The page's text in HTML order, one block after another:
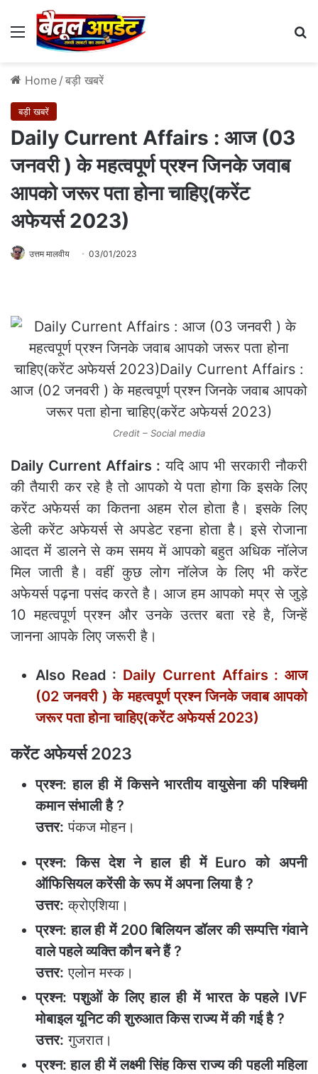
Menu
Home / बड़ी खबरें
बड़ी खबरें
Daily Current Affairs : आज (03
जनवरी ) के महत्‍वपूर्ण प्रश्‍न जिनके जवाब
आपको जरूर पता होना चाहिए(करेंट
अफेयर्स 2023)
उत्तम मालवीय 03/01/2023
Credit – Social media
Daily Current Affairs : यदि आप भी सरकारी नौकरी
की तैयारी कर रहे है तो आपको ये पता होगा कि इसके लिए
करेंट अफेयर्स का कितना अहम रोल होता है। इसके लिए
डेली करेंट अफेयर्स से अपडेट रहना होता है। इसे रोजाना
आदत मेंं डालने से कम समय में आपको बहुत अधिक नॉलेज
मिल जाती है। वहीं कुछ लोग नॉलेज के लिए भी करेंट
अफेयर्स पढ़ना पसंद करते है। आज हम आपको मप्र से जुड़े
10 महत्‍वपूर्ण प्रश्‍न और उनके उत्‍तर बता रहे है, जिन्‍हें
जानना आपके लिए जरूरी है।
Also Read : Daily Current Affairs : आज
(02 जनवरी ) के महत्‍वपूर्ण प्रश्‍न जिनके जवाब आपको
जरूर पता होना चाहिए(करेंट अफेयर्स 2023)
करेंट अफेयर्स 2023
प्रश्न: हाल ही में किसने भारतीय वायुसेना की पश्चिमी
कमान संभाली है ?
उत्तर: पंकज मोहन।
प्रश्न: किस देश ने हाल ही में Euro को अपनी
ऑफिसियल करेंसी के रूप में अपना लिया है ?
उत्तर: क्रोएशिया।
प्रश्न: हाल ही में 200 बिलियन डॉलर की सम्पत्ति गंवाने
वाले पहले व्यक्ति कौन बने हैं ?
उत्तर: एलोन मस्क।
प्रश्न: पशुओं के लिए हाल ही में भारत के पहले IVF
मोबाइल यूनिट की शुरुआत किस राज्य में की गई है ?
उत्तर: गुजरात।
प्रश्न: हाल ही में लक्ष्मी सिंह किस राज्य की पहली महिला